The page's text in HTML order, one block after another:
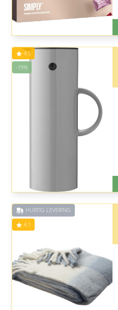
4.5
-19%
HURTIG LEVERING
4.1